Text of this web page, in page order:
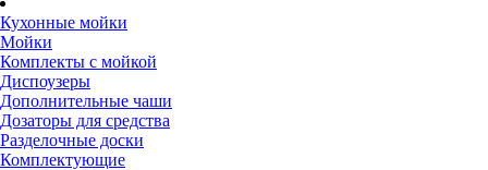
Кухонные мойки
Мойки
Комплекты с мойкой
Диспоузеры
Дополнительные чаши
Дозаторы для средства
Разделочные доски
Комплектующие